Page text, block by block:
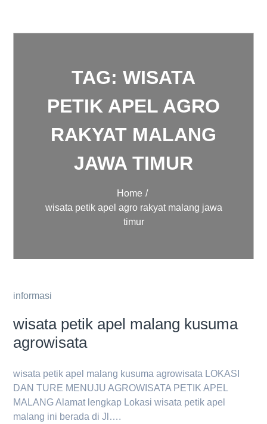
TAG: WISATA
PETIK APEL AGRO
RAKYAT MALANG
JAWA TIMUR
Home
wisata petik apel agro rakyat malang jawa
timur
informasi
wisata petik apel malang kusuma
agrowisata
wisata petik apel malang kusuma agrowisata LOKASI
DAN TURE MENUJU AGROWISATA PETIK APEL
MALANG Alamat lengkap Lokasi wisata petik apel
malang ini berada di Jl….